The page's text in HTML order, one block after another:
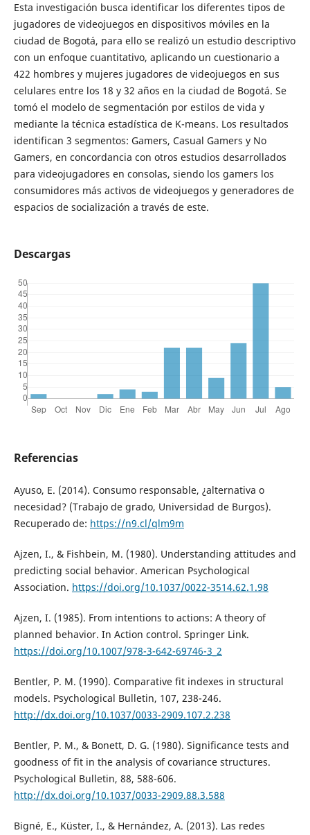
Esta investigación busca identificar los diferentes tipos de
jugadores de videojuegos en dispositivos móviles en la
ciudad de Bogotá, para ello se realizó un estudio descriptivo
con un enfoque cuantitativo, aplicando un cuestionario a
422 hombres y mujeres jugadores de videojuegos en sus
celulares entre los 18 y 32 años en la ciudad de Bogotá. Se
tomó el modelo de segmentación por estilos de vida y
mediante la técnica estadística de K-means. Los resultados
identifican 3 segmentos: Gamers, Casual Gamers y No
Gamers, en concordancia con otros estudios desarrollados
para videojugadores en consolas, siendo los gamers los
consumidores más activos de videojuegos y generadores de
espacios de socialización a través de este.
Descargas
Referencias
Ayuso, E. (2014). Consumo responsable, ¿alternativa o
necesidad? (Trabajo de grado, Universidad de Burgos).
Recuperado de: https://n9.cl/qlm9m
Ajzen, I., & Fishbein, M. (1980). Understanding attitudes and
predicting social behavior. American Psychological
Association. https://doi.org/10.1037/0022-3514.62.1.98
Ajzen, I. (1985). From intentions to actions: A theory of
planned behavior. In Action control. Springer Link.
https://doi.org/10.1007/978-3-642-69746-3_2
Bentler, P. M. (1990). Comparative fit indexes in structural
models. Psychological Bulletin, 107, 238-246.
http://dx.doi.org/10.1037/0033-2909.107.2.238
Bentler, P. M., & Bonett, D. G. (1980). Significance tests and
goodness of fit in the analysis of covariance structures.
Psychological Bulletin, 88, 588-606.
http://dx.doi.org/10.1037/0033-2909.88.3.588
Bigné, E., Küster, I., & Hernández, A. (2013). Las redes